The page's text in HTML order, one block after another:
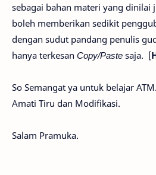
sebagai bahan materi yang dinilai
boleh memberikan sedikit
dengan sudut pandang penulis
hanya terkesan Copy/Paste saja. [
So Semangat ya untuk belajar ATM.
Amati Tiru dan Modifikasi.
Salam Pramuka.